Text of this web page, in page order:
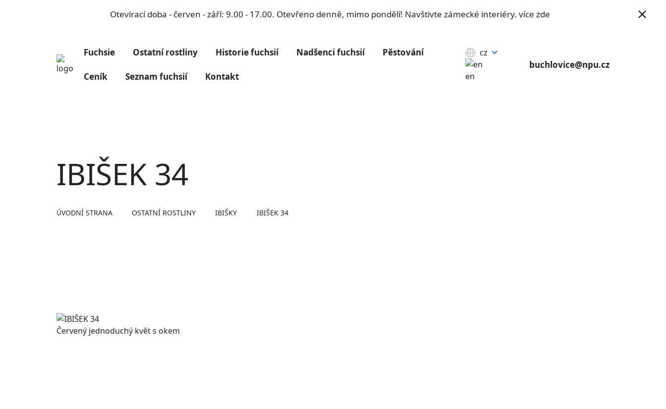
Otevírací doba - červen - září: 9.00 - 17.00. Otevřeno denně, mimo pondělí! Navštivte zámecké interiéry. více zde
Fuchsie Ostatní rostliny Historie fuchsií Nadšenci fuchsií Pěstování
Ceník Seznam fuchsií Kontakt
cz
en
buchlovice@npu.cz
IBIŠEK 34
ÚVODNÍ STRANA OSTATNÍ ROSTLINY IBIŠKY IBIŠEK 34
Červený jednoduchý květ s okem